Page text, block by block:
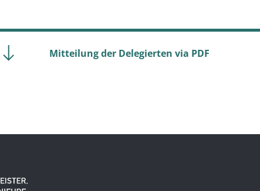
Mitteilung der Delegierten via PDF